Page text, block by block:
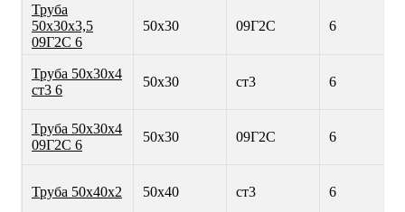
Труба
50х30х3,5
09Г2С 6
50х30 09Г2С 6
Труба 50х30х4
ст3 6
50х30 ст3 6
Труба 50х30х4
09Г2С 6
50х30 09Г2С 6
Труба 50х40х2 50х40 ст3 6